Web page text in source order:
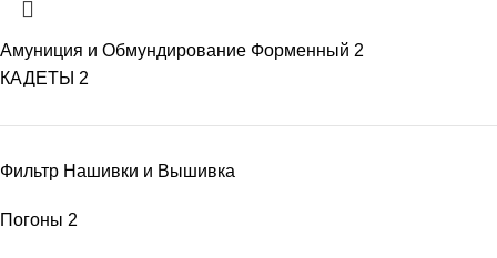
Амуниция и Обмундирование Форменный 2
КАДЕТЫ 2
Фильтр Нашивки и Вышивка
Погоны 2